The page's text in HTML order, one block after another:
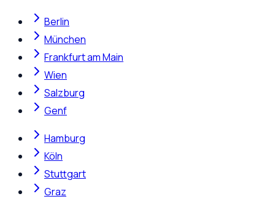
Berlin
München
Frankfurt am Main
Wien
Salzburg
Genf
Hamburg
Köln
Stuttgart
Graz